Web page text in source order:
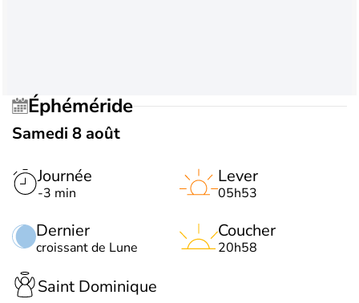
Éphéméride
Samedi 8 août
Journée
-3 min
Dernier
croissant de Lune
Lever
05h53
Coucher
20h58
Saint Dominique